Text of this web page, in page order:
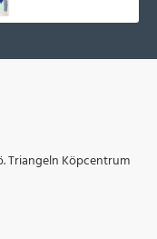
Triangeln Köpcentrum